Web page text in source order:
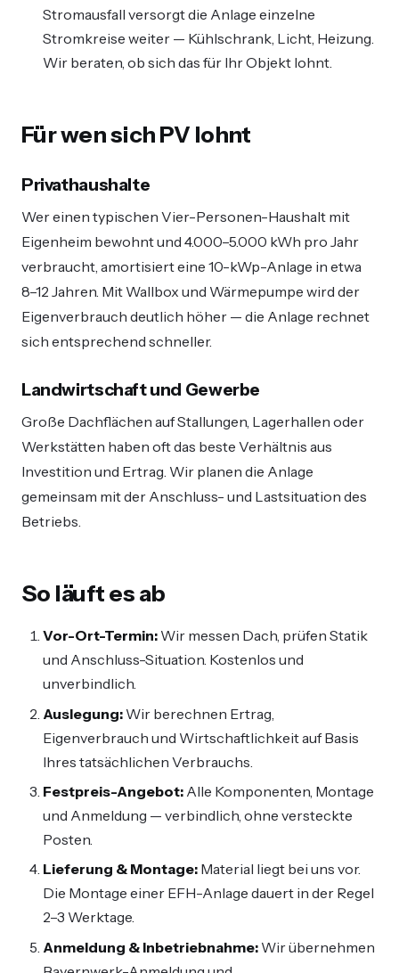
Stromausfall versorgt die Anlage einzelne
Stromkreise weiter — Kühlschrank, Licht, Heizung.
Wir beraten, ob sich das für Ihr Objekt lohnt.
Für wen sich PV lohnt
Privathaushalte
Wer einen typischen Vier-Personen-Haushalt mit
Eigenheim bewohnt und 4.000–5.000 kWh pro Jahr
verbraucht, amortisiert eine 10-kWp-Anlage in etwa
8–12 Jahren. Mit Wallbox und Wärmepumpe wird der
Eigenverbrauch deutlich höher — die Anlage rechnet
sich entsprechend schneller.
Landwirtschaft und Gewerbe
Große Dachflächen auf Stallungen, Lagerhallen oder
Werkstätten haben oft das beste Verhältnis aus
Investition und Ertrag. Wir planen die Anlage
gemeinsam mit der Anschluss- und Lastsituation des
Betriebs.
So läuft es ab
Vor-Ort-Termin: Wir messen Dach, prüfen Statik
und Anschluss-Situation. Kostenlos und
unverbindlich.
Auslegung: Wir berechnen Ertrag,
Eigenverbrauch und Wirtschaftlichkeit auf Basis
Ihres tatsächlichen Verbrauchs.
Festpreis-Angebot: Alle Komponenten, Montage
und Anmeldung — verbindlich, ohne versteckte
Posten.
Lieferung & Montage: Material liegt bei uns vor.
Die Montage einer EFH-Anlage dauert in der Regel
2–3 Werktage.
Anmeldung & Inbetriebnahme: Wir übernehmen